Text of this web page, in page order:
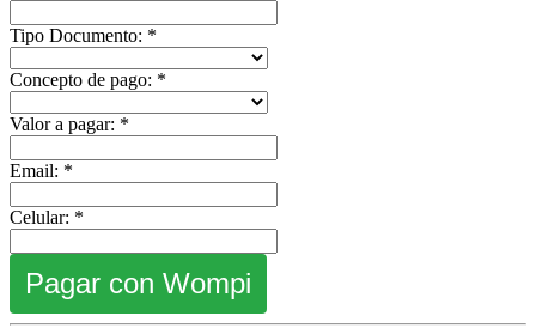
Tipo Documento: *
Concepto de pago: *
Valor a pagar: *
Email: *
Celular: *
Pagar con Wompi